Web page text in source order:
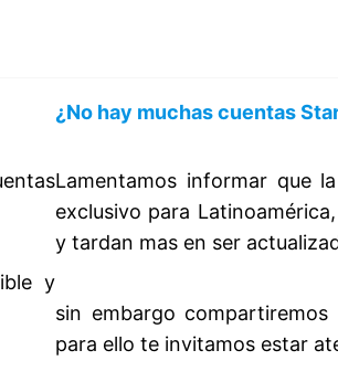
y
¿No hay muchas cuentas
Lamentamos informar que
exclusivo para
y tardan mas en ser
sin embargo
para ello te invitamos estar